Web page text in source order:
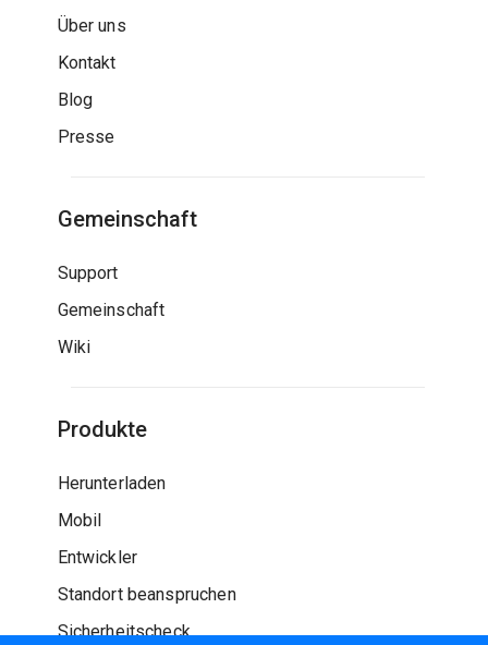
Über uns
Kontakt
Blog
Presse
Gemeinschaft
Support
Gemeinschaft
Wiki
Produkte
Herunterladen
Mobil
Entwickler
Standort beanspruchen
Sicherheitscheck